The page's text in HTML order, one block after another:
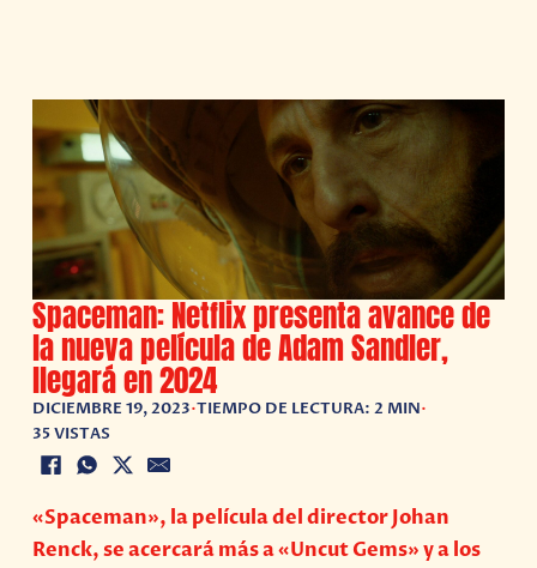
Spaceman: Netflix presenta avance de
la nueva película de Adam Sandler,
llegará en 2024
DICIEMBRE 19, 2023•TIEMPO DE LECTURA: 2 MIN•
35 VISTAS
«Spaceman», la película del director Johan
Renck, se acercará más a «Uncut Gems» y a los